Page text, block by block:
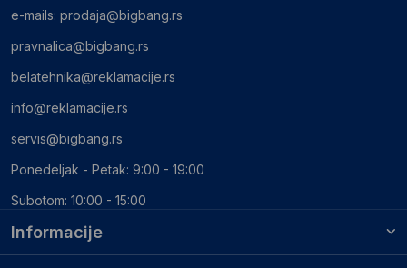
Informacije
e-mails: prodaja@bigbang.rs
pravnalica@bigbang.rs
belatehnika@reklamacije.rs
info@reklamacije.rs
servis@bigbang.rs
Ponedeljak - Petak: 9:00 - 19:00
Subotom: 10:00 - 15:00